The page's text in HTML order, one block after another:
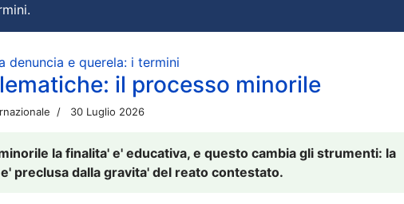
e querela: i termini
il processo minorile
30 Luglio 2026
la finalita' e' educativa, e questo cambia gli strumenti: la
preclusa dalla gravita' del reato contestato.